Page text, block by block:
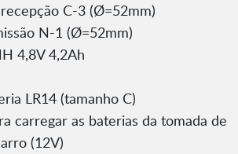
C-3 (Ø=52mm)
N-1 (Ø=52mm)
4,8V 4,2Ah
LR14 (tamanho C)
carregar as baterias da tomada de
(12V)